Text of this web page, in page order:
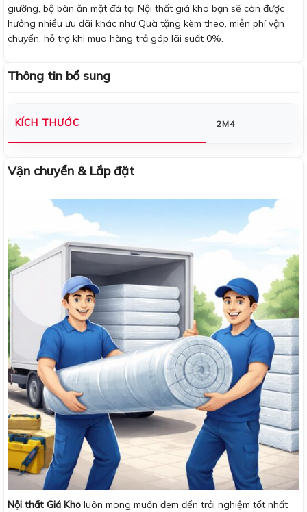
giường, bộ bàn ăn mặt đá tại Nội thất giá kho bạn sẽ còn được
hưởng nhiều ưu đãi khác như Quà tặng kèm theo, miễn phí vận
chuyển, hỗ trợ khi mua hàng trả góp lãi suất 0%.
Thông tin bổ sung
KÍCH THƯỚC 2M4
Vận chuyển & Lắp đặt
Nội thất Giá Kho luôn mong muốn đem đến trải nghiệm tốt nhất